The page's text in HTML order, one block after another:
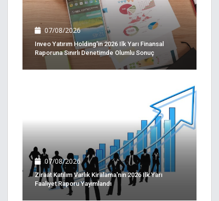
07/08/2026
Inveo Yatırım Holding'in 2026 Ilk Yarı Finansal
Raporuna Sınırlı Denetimde Olumlu Sonuç
07/08/2026
Ziraat Katılım Varlık Kiralama'nın 2026 Ilk Yarı
Faaliyet Raporu Yayımlandı